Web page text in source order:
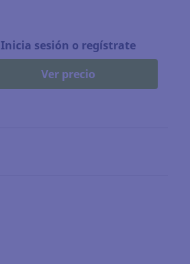
Inicia sesión o regístrate
Ver precio